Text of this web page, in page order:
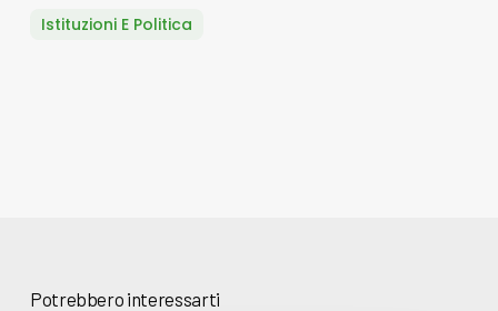
Istituzioni E Politica
Potrebbero interessarti